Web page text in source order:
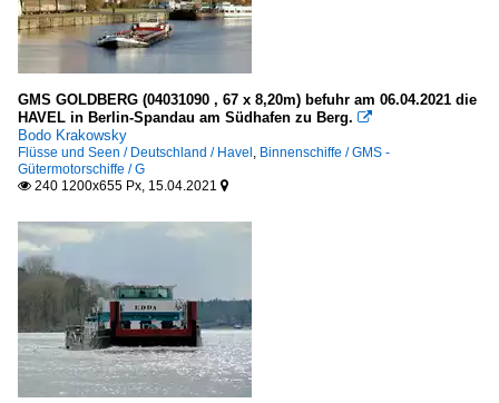
GMS GOLDBERG (04031090 , 67 x 8,20m) befuhr am 06.04.2021 die
HAVEL in Berlin-Spandau am Südhafen zu Berg. 
Bodo Krakowsky
Flüsse und Seen / Deutschland / Havel , Binnenschiffe / GMS -
Gütermotorschiffe / G
 240 1200x655 Px, 15.04.2021 